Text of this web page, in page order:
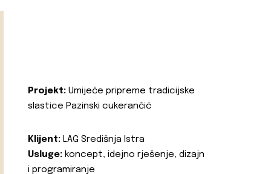
Projekt: Umijeće pripreme tradicijske
slastice Pazinski cukerančić
Klijent: LAG Središnja Istra
Usluge: koncept, idejno rješenje, dizajn
i programiranje